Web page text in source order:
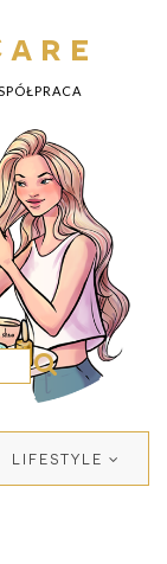
LIFESTYLE